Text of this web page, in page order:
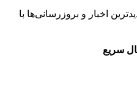
اخبار و بروزرسانی‌ها با
سریع